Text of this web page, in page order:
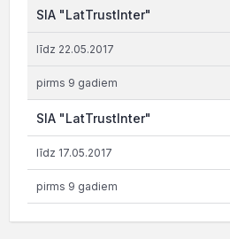
SIA "LatTrustInter"
līdz 22.05.2017
pirms 9 gadiem
SIA "LatTrustInter"
līdz 17.05.2017
pirms 9 gadiem